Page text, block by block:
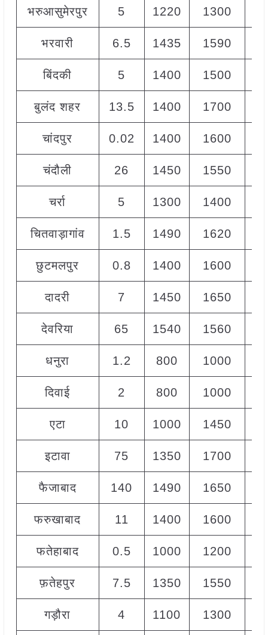
भरुआसुमेरपुर 5 1220 1300
भरवारी 6.5 1435 1590
बिंदकी 5 1400 1500
बुलंद शहर 13.5 1400 1700
चांदपुर 0.02 1400 1600
चंदौली 26 1450 1550
चर्रा 5 1300 1400
चितवाड़ागांव 1.5 1490 1620
छुटमलपुर 0.8 1400 1600
दादरी 7 1450 1650
देवरिया 65 1540 1560
धनुरा 1.2 800 1000
दिवाई 2 800 1000
एटा 10 1000 1450
इटावा 75 1350 1700
फैजाबाद 140 1490 1650
फरुखाबाद 11 1400 1600
फतेहाबाद 0.5 1000 1200
फ़तेहपुर 7.5 1350 1550
गड़ौरा 4 1100 1300